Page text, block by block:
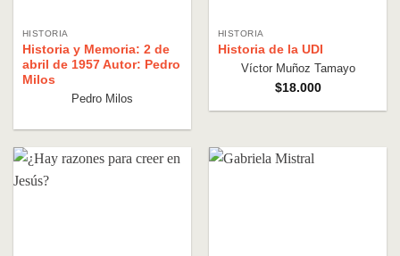
HISTORIA
Historia y Memoria: 2 de
abril de 1957 Autor: Pedro
Milos
Pedro Milos
HISTORIA
Historia de la UDI
Víctor Muñoz Tamayo
$18.000